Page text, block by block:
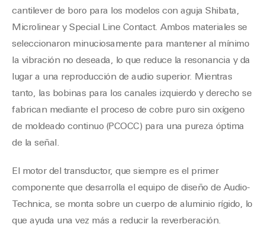
cantilever de boro para los modelos con aguja Shibata,
Microlinear y Special Line Contact. Ambos materiales se
seleccionaron minuciosamente para mantener al mínimo
la vibración no deseada, lo que reduce la resonancia y da
lugar a una reproducción de audio superior. Mientras
tanto, las bobinas para los canales izquierdo y derecho se
fabrican mediante el proceso de cobre puro sin oxígeno
de moldeado continuo (PCOCC) para una pureza óptima
de la señal.
El motor del transductor, que siempre es el primer
componente que desarrolla el equipo de diseño de Audio-
Technica, se monta sobre un cuerpo de aluminio rígido, lo
que ayuda una vez más a reducir la reverberación.